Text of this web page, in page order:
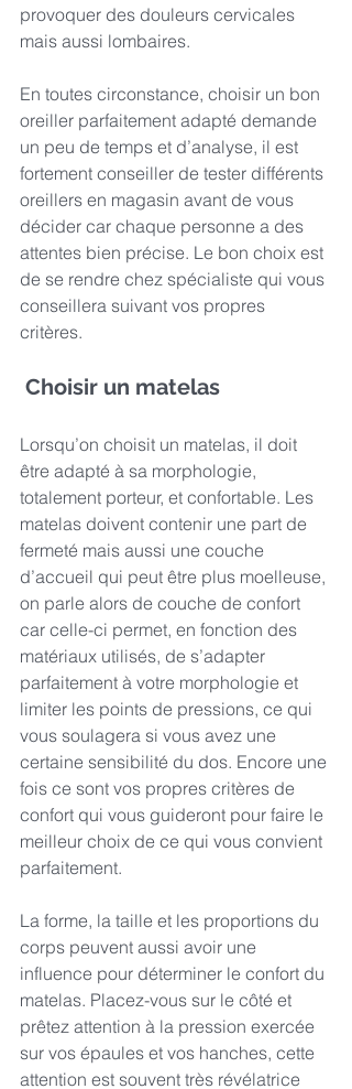
provoquer des douleurs cervicales
mais aussi lombaires.
En toutes circonstance, choisir un bon
oreiller parfaitement adapté demande
un peu de temps et d’analyse, il est
fortement conseiller de tester différents
oreillers en magasin avant de vous
décider car chaque personne a des
attentes bien précise. Le bon choix est
de se rendre chez spécialiste qui vous
conseillera suivant vos propres
critères.
Choisir un matelas
Lorsqu’on choisit un matelas, il doit
être adapté à sa morphologie,
totalement porteur, et confortable. Les
matelas doivent contenir une part de
fermeté mais aussi une couche
d’accueil qui peut être plus moelleuse,
on parle alors de couche de confort
car celle-ci permet, en fonction des
matériaux utilisés, de s’adapter
parfaitement à votre morphologie et
limiter les points de pressions, ce qui
vous soulagera si vous avez une
certaine sensibilité du dos. Encore une
fois ce sont vos propres critères de
confort qui vous guideront pour faire le
meilleur choix de ce qui vous convient
parfaitement.
La forme, la taille et les proportions du
corps peuvent aussi avoir une
influence pour déterminer le confort du
matelas. Placez-vous sur le côté et
prêtez attention à la pression exercée
sur vos épaules et vos hanches, cette
attention est souvent très révélatrice